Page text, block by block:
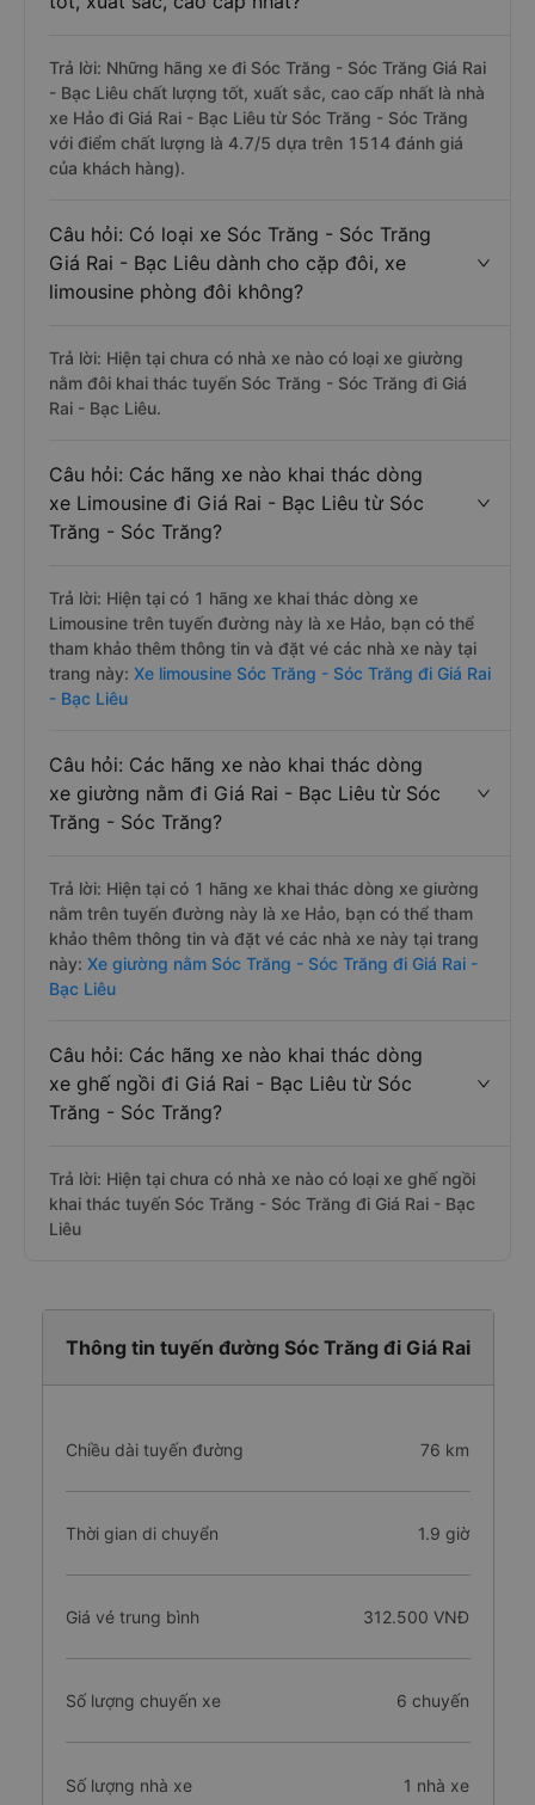
Trả lời: Những hãng xe đi Sóc Trăng - Sóc Trăng Giá Rai
- Bạc Liêu chất lượng tốt, xuất sắc, cao cấp nhất là nhà
xe Hảo đi Giá Rai - Bạc Liêu từ Sóc Trăng - Sóc Trăng
với điểm chất lượng là 4.7/5 dựa trên 1514 đánh giá
của khách hàng).
Câu hỏi: Có loại xe Sóc Trăng - Sóc Trăng
Giá Rai - Bạc Liêu dành cho cặp đôi, xe
limousine phòng đôi không?
Trả lời: Hiện tại chưa có nhà xe nào có loại xe giường
nằm đôi khai thác tuyến Sóc Trăng - Sóc Trăng đi Giá
Rai - Bạc Liêu.
Câu hỏi: Các hãng xe nào khai thác dòng
xe Limousine đi Giá Rai - Bạc Liêu từ Sóc
Trăng - Sóc Trăng?
Trả lời: Hiện tại có 1 hãng xe khai thác dòng xe
Limousine trên tuyến đường này là xe Hảo, bạn có thể
tham khảo thêm thông tin và đặt vé các nhà xe này tại
trang này: Xe limousine Sóc Trăng - Sóc Trăng đi Giá Rai
- Bạc Liêu
Câu hỏi: Các hãng xe nào khai thác dòng
xe giường nằm đi Giá Rai - Bạc Liêu từ Sóc
Trăng - Sóc Trăng?
Trả lời: Hiện tại có 1 hãng xe khai thác dòng xe giường
nằm trên tuyến đường này là xe Hảo, bạn có thể tham
khảo thêm thông tin và đặt vé các nhà xe này tại trang
này: Xe giường nằm Sóc Trăng - Sóc Trăng đi Giá Rai -
Bạc Liêu
Câu hỏi: Các hãng xe nào khai thác dòng
xe ghế ngồi đi Giá Rai - Bạc Liêu từ Sóc
Trăng - Sóc Trăng?
Trả lời: Hiện tại chưa có nhà xe nào có loại xe ghế ngồi
khai thác tuyến Sóc Trăng - Sóc Trăng đi Giá Rai - Bạc
Liêu
Thông tin tuyến đường Sóc Trăng đi Giá Rai
Chiều dài tuyến đường 76 km
Thời gian di chuyển 1.9 giờ
Giá vé trung bình 312.500 VNĐ
Số lượng chuyến xe 6 chuyến
Số lượng nhà xe 1 nhà xe